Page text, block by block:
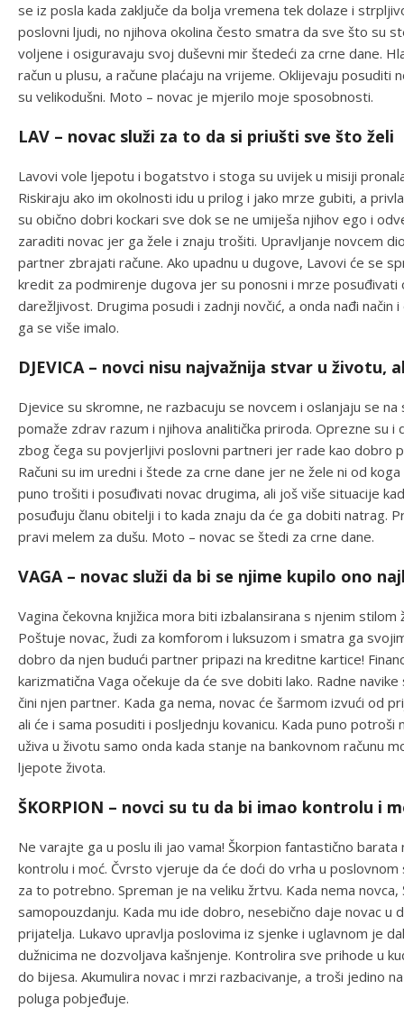
se iz posla kada zaključe da bolja vremena tek dolaze i
poslovni ljudi, no njihova okolina često smatra da sve što su
voljene i osiguravaju svoj duševni mir štedeći za crne dane.
račun u plusu, a račune plaćaju na vrijeme. Oklijevaju posuditi
su velikodušni. Moto – novac je mjerilo moje sposobnosti.
LAV – novac služi za to da si priušti sve što želi
Lavovi vole ljepotu i bogatstvo i stoga su uvijek u misiji
Riskiraju ako im okolnosti idu u prilog i jako mrze gubiti, a
su obično dobri kockari sve dok se ne umiješa njihov ego i
zaraditi novac jer ga žele i znaju trošiti. Upravljanje novcem
partner zbrajati račune. Ako upadnu u dugove, Lavovi će se
kredit za podmirenje dugova jer su ponosni i mrze
darežljivost. Drugima posudi i zadnji novčić, a onda nađi
ga se više imalo.
DJEVICA – novci nisu najvažnija stvar u životu,
Djevice su skromne, ne razbacuju se novcem i oslanjaju se
pomaže zdrav razum i njihova analitička priroda. Oprezne su
zbog čega su povjerljivi poslovni partneri jer rade kao dobro
Računi su im uredni i štede za crne dane jer ne žele ni od
puno trošiti i posuđivati novac drugima, ali još više situacije
posuđuju članu obitelji i to kada znaju da će ga dobiti natrag.
pravi melem za dušu. Moto – novac se štedi za crne dane.
VAGA – novac služi da bi se njime kupilo ono
Vagina čekovna knjižica mora biti izbalansirana s njenim
Poštuje novac, žudi za komforom i luksuzom i smatra ga
dobro da njen budući partner pripazi na kreditne kartice!
karizmatična Vaga očekuje da će sve dobiti lako. Radne
čini njen partner. Kada ga nema, novac će šarmom izvući od
ali će i sama posuditi i posljednju kovanicu. Kada puno
uživa u životu samo onda kada stanje na bankovnom računu
ljepote života.
ŠKORPION – novci su tu da bi imao kontrolu i
Ne varajte ga u poslu ili jao vama! Škorpion fantastično
kontrolu i moć. Čvrsto vjeruje da će doći do vrha u
za to potrebno. Spreman je na veliku žrtvu. Kada nema
samopouzdanju. Kada mu ide dobro, nesebično daje novac
prijatelja. Lukavo upravlja poslovima iz sjenke i uglavnom je
dužnicima ne dozvoljava kašnjenje. Kontrolira sve prihode u
do bijesa. Akumulira novac i mrzi razbacivanje, a troši jedino
poluga pobjeđuje.